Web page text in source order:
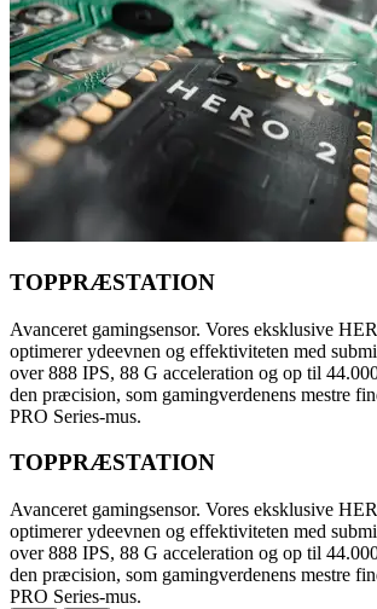
TOPPRÆSTATION
Avanceret gamingsensor. Vores eksklusive
optimerer ydeevnen og effektiviteten med
over 888 IPS, 88 G acceleration og op til
den præcision, som gamingverdenens mestre
PRO Series-mus.
TOPPRÆSTATION
Avanceret gamingsensor. Vores eksklusive
optimerer ydeevnen og effektiviteten med
over 888 IPS, 88 G acceleration og op til
den præcision, som gamingverdenens mestre
PRO Series-mus.